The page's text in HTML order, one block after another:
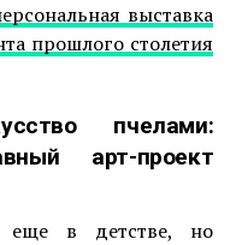
выставка
прошлого столетия
пчелами:
арт-проект
еще в детстве, но